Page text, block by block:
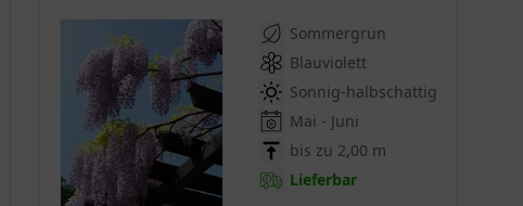
Sommergrün
Blauviolett
Sonnig-halbschattig
Mai - Juni
bis zu 2,00 m
Lieferbar